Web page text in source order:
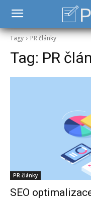
Tagy PR články
Tag: PR
PR články
SEO